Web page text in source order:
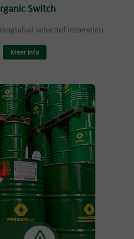
Switch
selectief inzamelen
Meer info